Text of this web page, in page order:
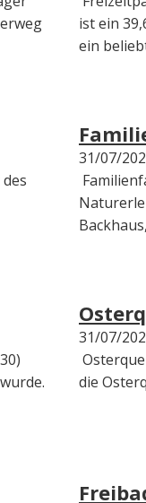
ist ein
ein
31/07/
31/07/
die